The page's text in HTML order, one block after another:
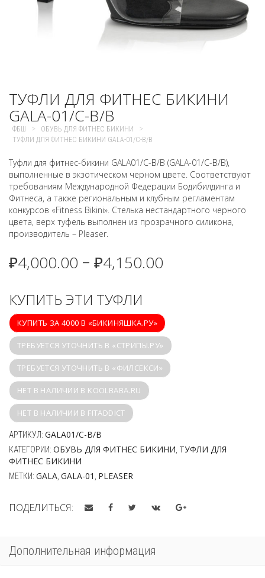
ТУФЛИ ДЛЯ ФИТНЕС БИКИНИ
GALA-01/C-B/B
ФБШ > ОБУВЬ ДЛЯ ФИТНЕС БИКИНИ >
ТУФЛИ ДЛЯ ФИТНЕС БИКИНИ GALA-01/C-B/B
Туфли для фитнес-бикини GALA01/C-B/B (GALA-01/C-B/B),
выполненные в экзотическом черном цвете. Соответствуют
требованиям Международной Федерации Бодибилдинга и
Фитнеса, а также региональным и клубным регламентам
конкурсов «Fitness Bikini». Стелька нестандартного черного
цвета, верх туфель выполнен из прозрачного силикона,
производитель – Pleaser.
₽4,000.00 – ₽4,150.00
КУПИТЬ ЭТИ ТУФЛИ
КУПИТЬ ЗА 4000 В «БИКИНЯШКА.РУ»
ТРЕБУЕТСЯ УТОЧНИТЬ В «СТРИПЫ.РУ»
ТРЕБУЕТСЯ УТОЧНИТЬ В «ФИЛСЕКСИ»
НЕТ В НАЛИЧИИ В KOOLBABA.RU
НЕТ В НАЛИЧИИ В FITADDICT
АРТИКУЛ: GALA01/C-B/B
КАТЕГОРИИ: ОБУВЬ ДЛЯ ФИТНЕС БИКИНИ ТУФЛИ ДЛЯ
ФИТНЕС БИКИНИ
МЕТКИ: GALA GALA-01 PLEASER
ПОДЕЛИТЬСЯ:
Дополнительная информация